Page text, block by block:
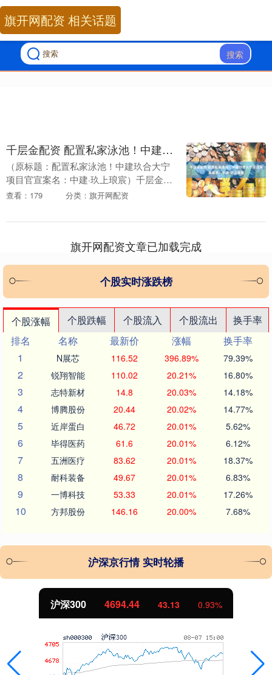
搜索
旗开网配资 相关话题
千层金配资 配置私家泳池！中建玖合大宁项目官宣案名：中建·玖上琅宸
（原标题：配置私家泳池！中建玖合大宁
项目官宣案名：中建·玖上琅宸）千层金配
资 乐居财经上海 张林霞 中建玖合大宁项
广中西路....
查看：179 分类：旗开网配资
旗开网配资文章已加载完成
个股实时涨跌榜
个股涨幅 个股跌幅 个股流入 个股流出
换手率
排名
名称 最新价 涨幅
换手率
1
N展芯 116.52 396.89% 79.39%
2 锐翔智能 110.02 20.21% 16.80%
3 志特新材 14.8 20.03% 14.18%
4 博腾股份 20.44 20.02% 14.77%
5 近岸蛋白 46.72 20.01% 5.62%
6 毕得医药 61.6 20.01% 6.12%
7 五洲医疗 83.62 20.01% 18.37%
8 耐科装备 49.67 20.01% 6.83%
9 一博科技 53.33 20.01% 17.26%
10 方邦股份 146.16 20.00% 7.68%
沪深京行情 实时轮播
北证50 1134.24 11.37 1.01%